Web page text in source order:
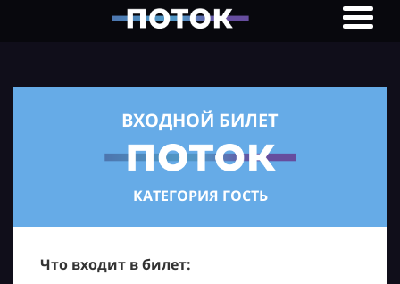
ВХОДНОЙ БИЛЕТ
КАТЕГОРИЯ ГОСТЬ
Что входит в билет: